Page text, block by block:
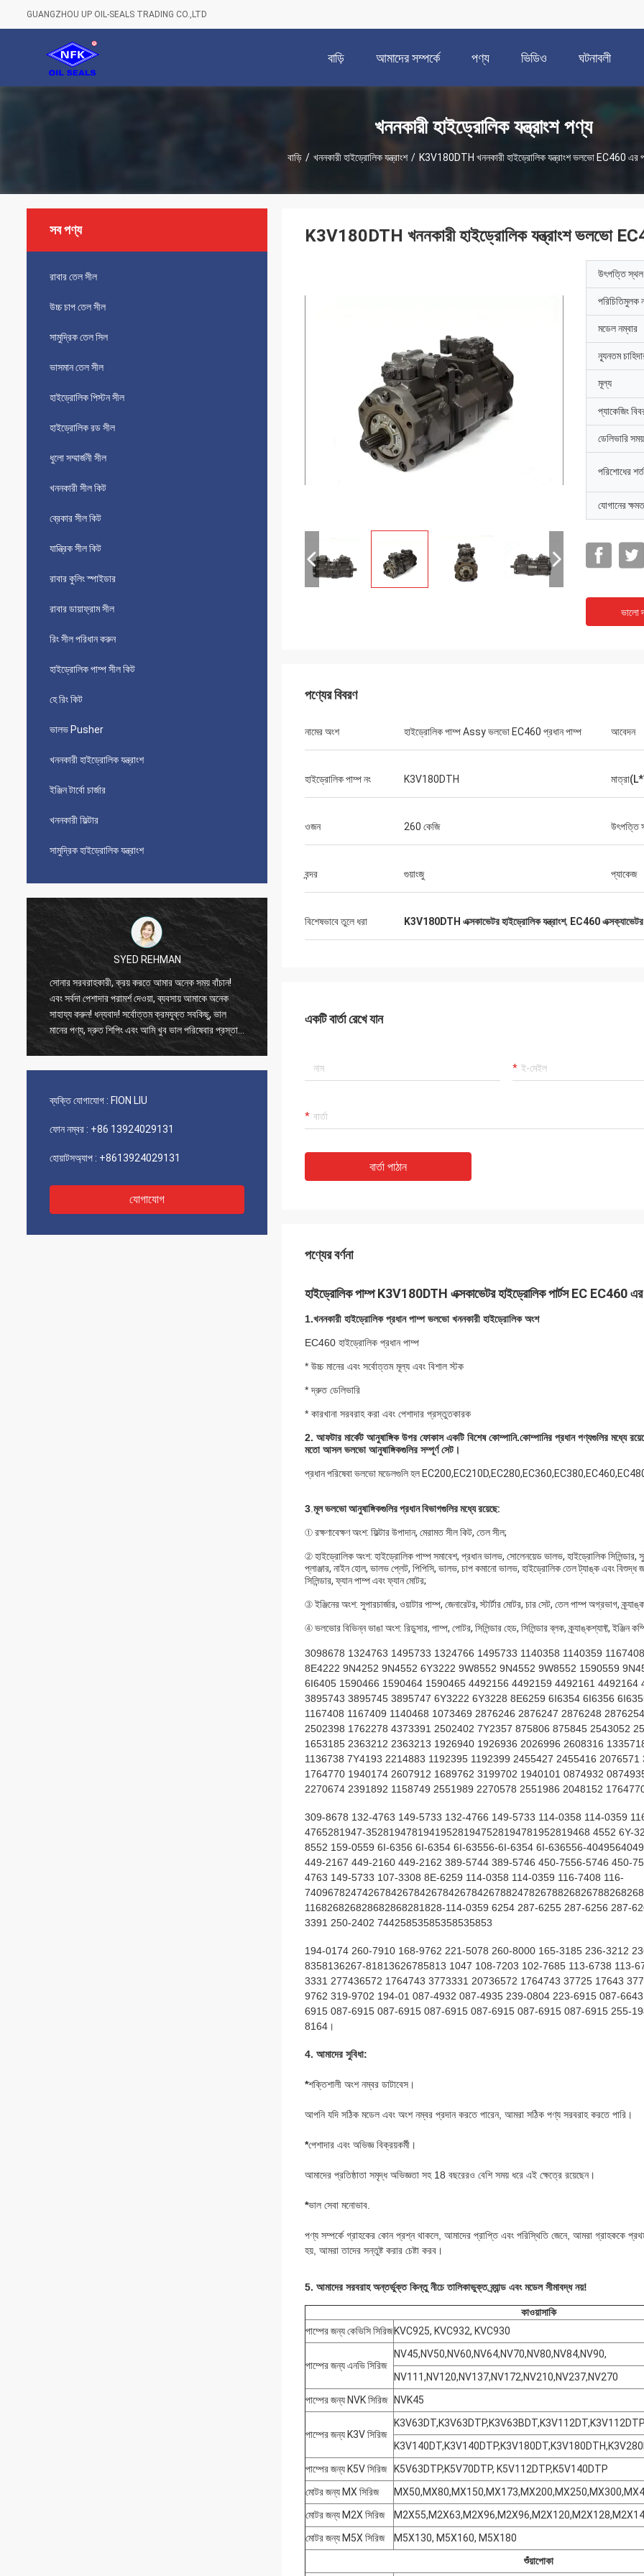
GUANGZHOU UP OIL-SEALS TRADING CO.,LTD
বাড়ি আমাদের সম্পর্কে পণ্য ভিডিও ঘটনাবলী
খননকারী হাইড্রোলিক যন্ত্রাংশ পণ্য
বাড়ি / খননকারী হাইড্রোলিক যন্ত্রাংশ / K3V180DTH খননকারী হাইড্রোলিক যন্ত্রাংশ ভলভো EC460 এর
সব পণ্য
রাবার তেল সীল
উচ্চ চাপ তেল সীল
সামুদ্রিক তেল সিল
ভাসমান তেল সীল
হাইড্রোলিক পিস্টন সীল
হাইড্রোলিক রড সীল
ধুলো সম্মার্জনী সীল
খননকারী সীল কিট
ব্রেকার সীল কিট
যান্ত্রিক সীল কিট
রাবার কুলিং স্পাইডার
রাবার ডায়াফ্রাম সীল
রিং সীল পরিধান করুন
হাইড্রোলিক পাম্প সীল কিট
হে রিং কিট
ভালভ Pusher
খননকারী হাইড্রোলিক যন্ত্রাংশ
ইঞ্জিন টার্বো চার্জার
খননকারী ফিল্টার
সামুদ্রিক হাইড্রোলিক যন্ত্রাংশ
SYED REHMAN
সোনার সরবরাহকারী, ক্রয় করতে আমার অনেক সময় বাঁচান!
এবং সর্বদা পেশাদার পরামর্শ দেওয়া, ব্যবসায় আমাকে অনেক
সাহায্য করুন! ধন্যবাদ! সর্বোত্তম ক্রমযুক্ত সবকিছু, ভাল
মানের পণ্য, দ্রুত শিপিং এবং আমি খুব ভাল পরিষেবার প্রস্তাব
করছি 5 পাঁচটি তারকা! আপনার পণ্যগুলি খুব সূক্ষ্ম এবং
এবং খুব ভাল সার্ভিক আমি প্রস্তাব 5 তারা প্রাপ্য!
ব্যক্তি যোগাযোগ : FION LIU
ফোন নম্বর : +86 13924029131
হোয়াটসঅ্যাপ : +8613924029131
যোগাযোগ
K3V180DTH খননকারী হাইড্রোলিক যন্ত্রাংশ ভলভো
উৎপত্তি স্থল
পরিচিতিমুলক
মডেল নম্বার
ন্যূনতম
মূল্য
প্যাকেজিং
ডেলিভারি সময়
পরিশোধের শর্ত
যোগানের
ভালো
পণ্যের বিবরণ
নামের অংশ হাইড্রোলিক পাম্প Assy ভলভো EC460 প্রধান পাম্প আবেদন
হাইড্রোলিক পাম্প নং K3V180DTH
ওজন 260 কেজি উৎপত্তি
বন্দর গুয়াংজু প্যাকেজ
বিশেষভাবে তুলে ধরা K3V180DTH এক্সকাভেটর হাইড্রোলিক যন্ত্রাংশ, EC460 এক্সক্যাভেটর
একটি বার্তা রেখে যান
বার্তা পাঠান
পণ্যের বর্ণনা
হাইড্রোলিক পাম্প K3V180DTH এক্সকাভেটর হাইড্রোলিক পার্টস EC EC460 এর
1.খননকারী হাইড্রোলিক প্রধান পাম্প ভলভো খননকারী হাইড্রোলিক অংশ
EC460 হাইড্রোলিক প্রধান পাম্প
* উচ্চ মানের এবং সর্বোত্তম মূল্য এবং বিশাল স্টক
* দ্রুত ডেলিভারি
* কারখানা সরবরাহ করা এবং পেশাদার প্রস্তুতকারক
2. আফটার মার্কেট আনুষাঙ্গিক উপর ফোকাস একটি বিশেষ কোম্পানি.কোম্পানির প্রধান পণ্যগুলির মধ্যে
মতো আসল ভলভো আনুষাঙ্গিকগুলির সম্পূর্ণ সেট।
প্রধান পরিষেবা ভলভো মডেলগুলি হল
3 মূল ভলভো আনুষাঙ্গিকগুলির প্রধান বিভাগগুলির মধ্যে রয়েছে:
① রক্ষণাবেক্ষণ অংশ: ফিল্টার উপাদান, মেরামত সীল কিট, তেল সীল;
② হাইড্রোলিক অংশ: হাইড্রোলিক পাম্প সমাবেশ, প্রধান ভালভ, সোলেনয়েড ভালভ, হাইড্রোলিক সিলিন্ডার,
প্লাঞ্জার, নাইন হোল, ভালভ প্লেট, পিপিসি, ভালভ, চাপ কমানো ভালভ, হাইড্রোলিক তেল ট্যাঙ্ক এবং বিশুদ্ধ
সিলিন্ডার, ফ্যান পাম্প এবং ফ্যান মোটর;
③ ইঞ্জিনের অংশ: সুপারচার্জার, ওয়াটার পাম্প, জেনারেটর, স্টার্টার মোটর, চার সেট, তেল পাম্প অগ্রভাগ,
④ ভলভোর বিভিন্ন ভাঙা অংশ: রিডুসার, পাম্প, পোটর, সিলিন্ডার হেড, সিলিন্ডার ব্লক, ক্র্যাঙ্কশ্যাফ্ট, ইঞ্জিন
3098678 1324763 1495733 1324766 1495733 1140358 1140359
8E4222 9N4252 9N4552 6Y3222 9W8552 9N4552 9W8552 1590559
6I6405 1590466 1590464 1590465 4492156 4492159 4492161
3895743 3895745 3895747 6Y3222 6Y3228 8E6259 6I6354 6I6356
1167408 1167409 1140468 1073469 2876246 2876247 2876248
2502398 1762278 4373391 2502402 7Y2357 875806 875845 2543052
1653185 2363212 2363213 1926940 1926936 2026996 2608316
1136738 7Y4193 2214883 1192395 1192399 2455427 2455416
1764770 1940174 2607912 1689762 3199702 1940101 0874932
2270674 2391892 1158749 2551989 2270578 2551986 2048152
309-8678 132-4763 149-5733 132-4766 149-5733 114-0358 114-0359
4765281947-352819478194195281947528194781952819468 4552 6Y-
8552 159-0559 6I-6356 6I-6354 6I-63556-6I-6354 6I-636556-
449-2167 449-2160 449-2162 389-5744 389-5746 450-7556-5746 450-
4763 149-5733 107-3308 8E-6259 114-0358 114-0359 116-7408 116-
116826826828682868281828-114-0359 6254 287-6255 287-6256 287-
3391 250-2402 74425853585358535853
194-0174 260-7910 168-9762 221-5078 260-8000 165-3185 236-3212
8358136267-81813626785813 1047 108-7203 102-7685 113-6738 113-
3331 277436572 1764743 3773331 20736572 1764743 37725 17643
9762 319-9702 194-01 087-4932 087-4935 239-0804 223-6915 087-
6915 087-6915 087-6915 087-6915 087-6915 087-6915 087-6915 255-
8164।
4. আমাদের সুবিধা:
*শক্তিশালী অংশ নম্বর ডাটাবেস।
আপনি যদি সঠিক মডেল এবং অংশ নম্বর প্রদান করতে পারেন, আমরা সঠিক পণ্য সরবরাহ করতে পারি।
*পেশাদার এবং অভিজ্ঞ বিক্রয়কর্মী।
আমাদের প্রতিষ্ঠাতা সমৃদ্ধ অভিজ্ঞতা সহ 18 বছরেরও বেশি সময় ধরে এই ক্ষেত্রে রয়েছেন।
*ভাল সেবা মনোভাব.
পণ্য সম্পর্কে গ্রাহকের কোন প্রশ্ন থাকলে, আমাদের প্রাপ্তি এবং পরিস্থিতি জেনে, আমরা গ্রাহককে
হয়, আমরা তাদের সন্তুষ্ট করার চেষ্টা করব।
5. আমাদের সরবরাহ অন্তর্ভুক্ত কিন্তু নীচে তালিকাভুক্ত ব্র্যান্ড এবং মডেল সীমাবদ্ধ নয়!
কাওয়াসাকি
পাম্পের জন্য কেভিসি সিরিজ KVC925, KVC932, KVC930
পাম্পের জন্য এনভি সিরিজ
NV45,NV50,NV60,NV64,NV70,NV80,NV84,NV90,
NV111,NV120,NV137,NV172,NV210,NV237,NV270
পাম্পের জন্য NVK সিরিজ
NVK45
পাম্পের জন্য K3V সিরিজ
পাম্পের জন্য K5V সিরিজ
K5V63DTP,K5V70DTP, K5V112DTP,K5V140DTP
মোটর জন্য MX সিরিজ
মোটর জন্য M2X সিরিজ
মোটর জন্য M5X সিরিজ
M5X130, M5X160, M5X180
শুঁয়াপোকা